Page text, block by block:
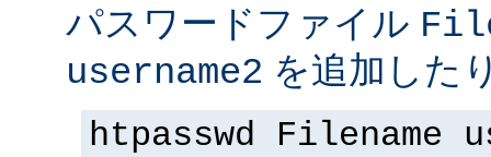
パスワードファイル
username2 を追加した
htpasswd Filename